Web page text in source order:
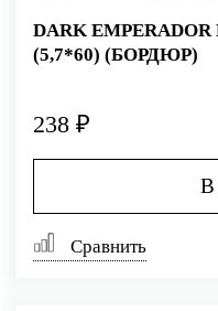
DARK
(5,7*60) (БОРДЮР)
238 ₽
В
Сравнить